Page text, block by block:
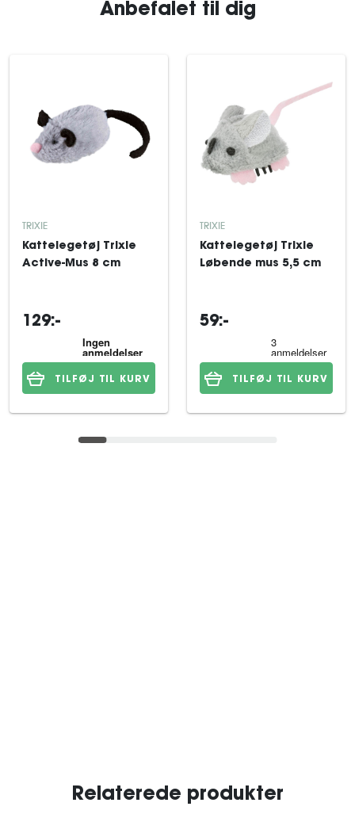
Anbefalet til dig
TRIXIE
Kattelegetøj Trixie
Active-Mus 8 cm
129:-
TILFØJ TIL KURV
TRIXIE
Kattelegetøj Trixie
Løbende mus 5,5 cm
59:-
TILFØJ TIL KURV
Relaterede produkter